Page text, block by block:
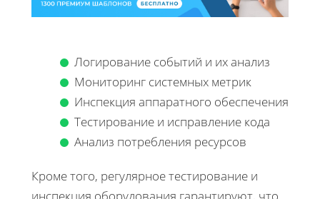
Логирование событий и их анализ
Мониторинг системных метрик
Инспекция аппаратного обеспечения
Тестирование и исправление кода
Анализ потребления ресурсов
Кроме того, регулярное тестирование и
инспекция оборудования гарантируют, что